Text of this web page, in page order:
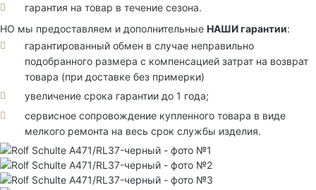
гарантия на товар в течение сезона.
НО мы предоставляем и дополнительные НАШИ гарантии:
гарантированный обмен в случае неправильно
подобранного размера с компенсацией затрат на возврат
товара (при доставке без примерки)
увеличение срока гарантии до 1 года;
сервисное сопровождение купленного товара в виде
мелкого ремонта на весь срок службы изделия.